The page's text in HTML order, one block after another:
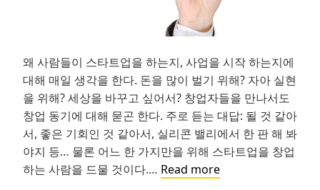
왜 사람들이 스타트업을 하는지, 사업을 시작 하는지에
대해 매일 생각을 한다. 돈을 많이 벌기 위해? 자아 실현
을 위해? 세상을 바꾸고 싶어서? 창업자들을 만나서도
창업 동기에 대해 묻곤 한다. 주로 듣는 대답: 될 것 같아
서, 좋은 기회인 것 같아서, 실리콘 밸리에서 한 판 해 봐
야지 등… 물론 어느 한 가지만을 위해 스타트업을 창업
하는 사람을 드물 것이다.… Read more진